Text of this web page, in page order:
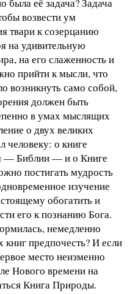
была её задача? Задача
возвести ум
твари к созерцанию
на удивительную
на его слаженность и
прийти к мысли, что
возникнуть само собой,
должен быть
в умах мыслящих
о двух великих
человеку: о книге
— Библии — и о Книге
постигать мудрость
изучение
обогатить и
его к познанию Бога.
немедленно
книг предпочесть? И если
место неизменно
Нового времени на
Книга Природы.